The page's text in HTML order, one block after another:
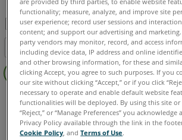
PDF
と
し
て
目次
ヘ
ッ
ー
し
CAM2 2026 2025 2024 2023 2021
functionality; measure, analyze, and improve site
user experience; record user sessions and
content; and support our advertising and
party vendors may monitor, record, and access
including device data, IP address and online
and other browsing information, for these and
clicking Accept, you agree to such purposes. If you
our site without clicking “Accept,” or if you click
necessary to operate and enable default website
functionalities will be deployed. By using this site or
“Reject,” or “Manage Preferences” you
Privacy Policy available through the link in the
Cookie Policy , andTerms of Use.